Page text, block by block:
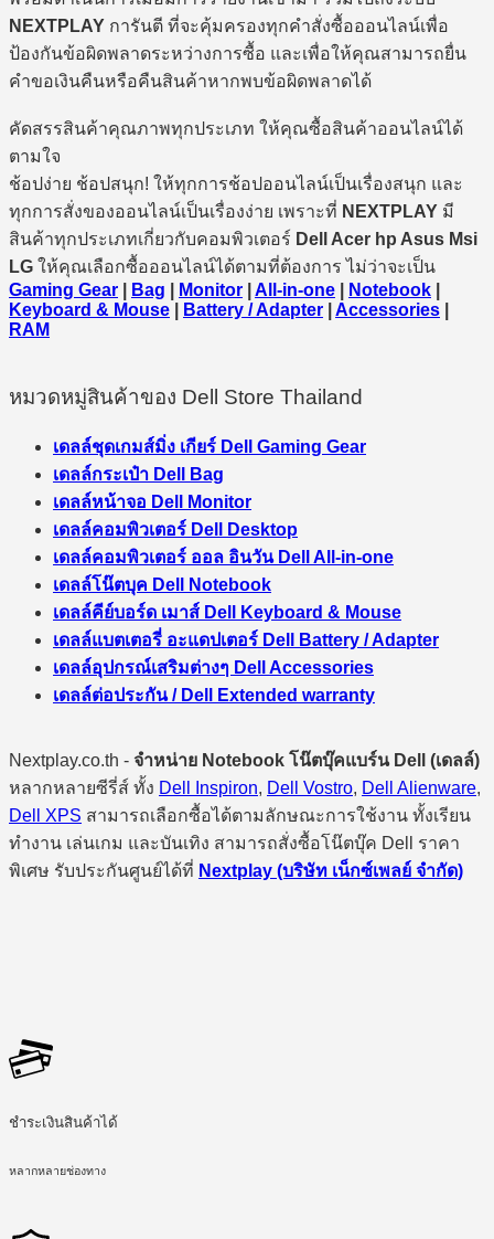
NEXTPLAY การันตี ที่จะคุ้มครองทุกคำสั่งซื้อออนไลน์เพื่อ
ป้องกันข้อผิดพลาดระหว่างการซื้อ และเพื่อให้คุณสามารถยื่น
คำขอเงินคืนหรือคืนสินค้าหากพบข้อผิดพลาดได้
คัดสรรสินค้าคุณภาพทุกประเภท ให้คุณซื้อสินค้าออนไลน์ได้
ตามใจ
ช้อปง่าย ช้อปสนุก! ให้ทุกการช้อปออนไลน์เป็นเรื่องสนุก และ
ทุกการสั่งของออนไลน์เป็นเรื่องง่าย เพราะที่ NEXTPLAY มี
สินค้าทุกประเภทเกี่ยวกับคอมพิวเตอร์ Dell Acer hp Asus Msi
LG ให้คุณเลือกซื้อออนไลน์ได้ตามที่ต้องการ ไม่ว่าจะเป็น
Gaming Gear
Bag Monitor All-in-one Notebook
Keyboard & Mouse
Battery / Adapter Accessories
RAM
หมวดหมู่สินค้าของ Dell Store Thailand
เดลล์ชุดเกมส์มิ่ง เกียร์ Dell Gaming Gear
เดลล์กระเป๋า Dell Bag
เดลล์หน้าจอ Dell Monitor
เดลล์คอมพิวเตอร์ Dell Desktop
เดลล์คอมพิวเตอร์ ออล อินวัน Dell All-in-one
เดลล์โน๊ตบุค Dell Notebook
เดลล์คีย์บอร์ด เมาส์ Dell Keyboard & Mouse
เดลล์แบตเตอรี่ อะแดปเตอร์ Dell Battery / Adapter
เดลล์อุปกรณ์เสริมต่างๆ Dell Accessories
เดลล์ต่อประกัน / Dell Extended warranty
Nextplay.co.th - จำหน่าย Notebook โน๊ตบุ๊คแบร์น Dell (เดลล์)
หลากหลายซีรี่ส์ ทั้ง Dell Inspiron, Dell Vostro, Dell Alienware,
Dell XPS สามารถเลือกซื้อได้ตามลักษณะการใช้งาน ทั้งเรียน
ทำงาน เล่นเกม และบันเทิง สามารถสั่งซื้อโน๊ตบุ๊ค Dell ราคา
พิเศษ รับประกันศูนย์ได้ที่ Nextplay (บริษัท เน็กซ์เพลย์ จำกัด)
ชำระเงินสินค้าได้
หลากหลายช่องทาง